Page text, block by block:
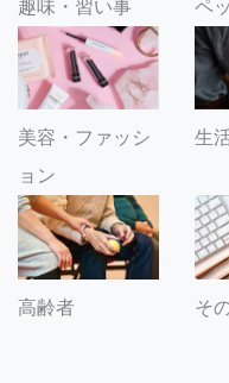
趣味・習い事 ペ
美容・ファッシ
ョン
生
高齢者 そ